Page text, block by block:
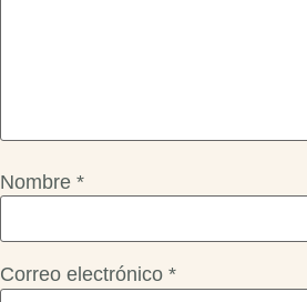
Nombre *
Correo electrónico *